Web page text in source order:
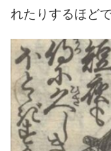
れたりするほどで